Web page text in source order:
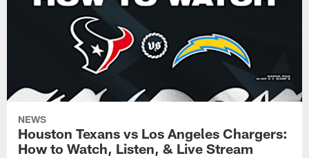
NEWS
Houston Texans vs Los Angeles Chargers:
How to Watch, Listen, & Live Stream